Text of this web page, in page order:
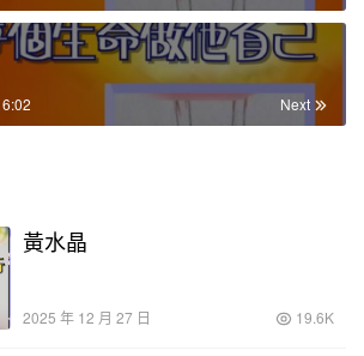
Next
黃水晶
2025 年 12 月 27 日 19.6K